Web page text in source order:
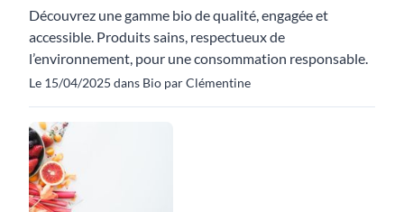
Découvrez une gamme bio de qualité, engagée et
accessible. Produits sains, respectueux de
l’environnement, pour une consommation responsable.
Le 15/04/2025 dans Bio par Clémentine